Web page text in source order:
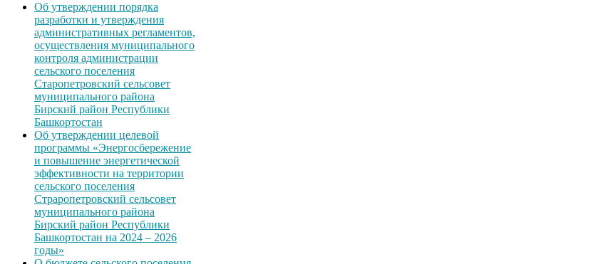
Об утверждении порядка
разработки и утверждения
административных регламентов,
осуществления муниципального
контроля администрации
сельского поселения
Старопетровский сельсовет
муниципального района
Бирский район Республики
Башкортостан
Об утверждении целевой
программы «Энергосбережение
и повышение энергетической
эффективности на территории
сельского поселения
Страропетровский сельсовет
муниципального района
Бирский район Республики
Башкортостан на 2024 – 2026
годы»